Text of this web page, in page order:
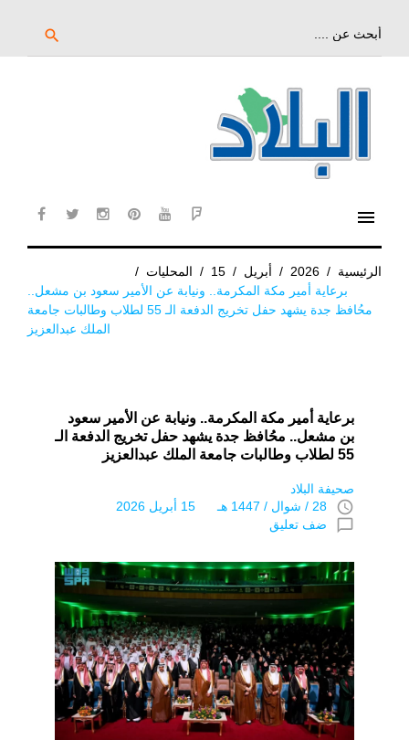
search
menu
الرئيسية /
2026
/ أبريل /
15
/ المحليات /
برعاية أمير مكة المكرمة.. ونيابة عن الأمير سعود بن مشعل..
محُافظ جدة يشهد حفل تخريج الدفعة الـ 55 لطلاب وطالبات جامعة
الملك عبدالعزيز
برعاية أمير مكة المكرمة.. ونيابة عن الأمير سعود
بن مشعل.. محُافظ جدة يشهد حفل تخريج الدفعة الـ
55 لطلاب وطالبات جامعة الملك عبدالعزيز
صحيفة البلاد
access_time 28 / شوال / 1447 هـ 15 أبريل 2026
chat_bubble_outline ضف تعليق